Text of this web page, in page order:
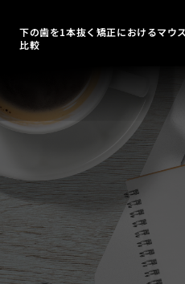
下の歯を1本抜く矯正におけるマウ
比較